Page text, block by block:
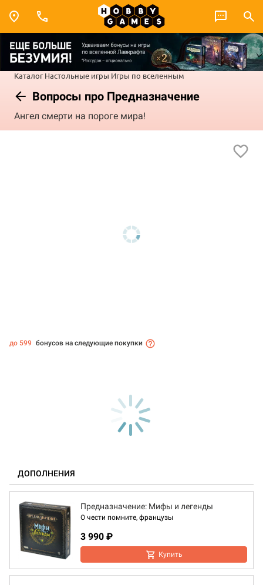
Каталог Настольные игры Игры по вселенным
Вопросы про Предназначение
Ангел смерти на пороге мира!
до 599 бонусов на следующие покупки
ДОПОЛНЕНИЯ
Предназначение: Мифы и легенды
О чести помните, французы
3 990 ₽
Купить